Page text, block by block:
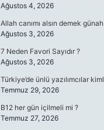
Ağustos 4, 2026
Allah canımı alsın demek günah
Ağustos 3, 2026
7 Neden Favori Sayıdır ?
Ağustos 3, 2026
Türkiye’de ünlü yazılımcılar
Temmuz 29, 2026
B12 her gün içilmeli mi ?
Temmuz 27, 2026